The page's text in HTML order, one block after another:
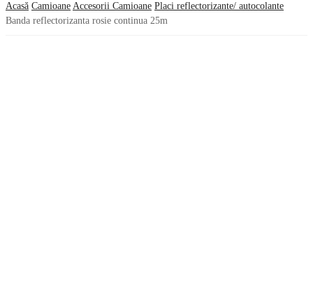
Acasă Camioane Accesorii Camioane Placi reflectorizante/ autocolante
Banda reflectorizanta rosie continua 25m